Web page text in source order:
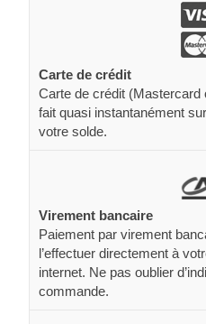
Carte de crédit
Carte de crédit (Mastercard
fait quasi instantanément
votre solde.
Virement bancaire
Paiement par virement
l’effectuer directement à
internet. Ne pas oublier
commande.